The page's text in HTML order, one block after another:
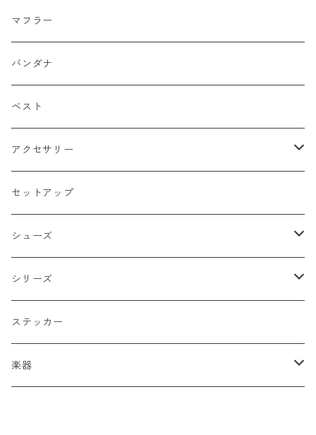
ポロシャツ
半袖
長袖
カーキーベージュ
ブルー
ワイン
グリーン
ベージュ
チャコール
ホワイト
イエロー
オレンジ
バッターマン（野球）
丸型
炎（ファイア）
四角型
ホラー
ペンタグラム
楯型
スポーツ
国旗
十字（クロス）
マフラー
バンダナ
ベスト
アクセサリー
ペンダント
ブレスレッド
セットアップ
シューズ
DADA
シリーズ
阿修羅
DEATH ANGEL
ステッカー
楽器